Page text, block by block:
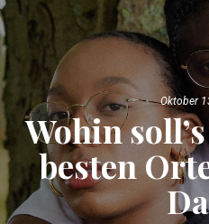
Oktober
Wohin
besten